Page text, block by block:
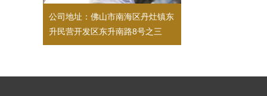
公司地址：佛山市南海区丹灶镇东
升民营开发区东升南路8号之三